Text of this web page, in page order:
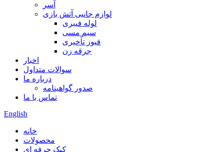
آسر
لوازم جانبی آتش بازی
لوله فیبری
سیم مسی
فیوز تأخیری
جرقه زن
اخبار
سوالات متداول
درباره ما
صدور گواهینامه
تماس با ما
English
خانه
محصولات
کیک حرفه ای